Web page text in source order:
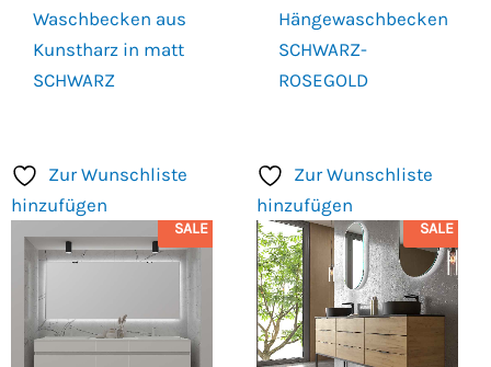
Waschbecken aus
Kunstharz in matt
SCHWARZ
Hängewaschbecken
SCHWARZ-
ROSEGOLD
Zur Wunschliste
hinzufügen
SALE
Zur Wunschliste
hinzufügen
SALE